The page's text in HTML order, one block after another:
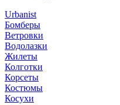
Urbanist
Бомберы
Ветровки
Водолазки
Жилеты
Колготки
Корсеты
Костюмы
Косухи